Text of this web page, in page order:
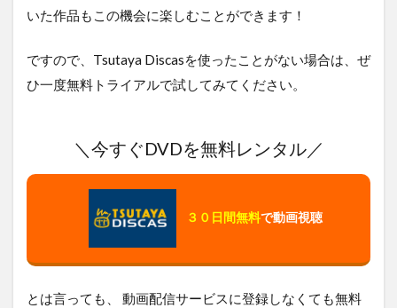
いた作品もこの機会に楽しむことができます！
ですので、Tsutaya Discasを使ったことがない場合は、ぜ
ひ一度無料トライアルで試してみてください。
＼今すぐDVDを無料レンタル／
３０日間無料で動画視聴
とは言っても、 動画配信サービスに登録しなくても無料